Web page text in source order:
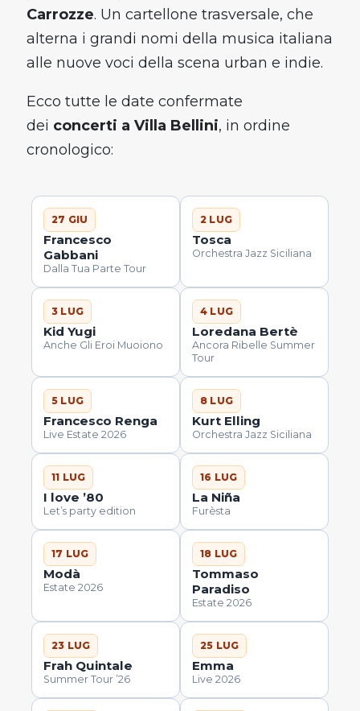
Carrozze. Un cartellone trasversale, che
alterna i grandi nomi della musica italiana
alle nuove voci della scena urban e indie.
Ecco tutte le date confermate
dei concerti a Villa Bellini, in ordine
cronologico:
27 GIU
Francesco
Gabbani
Dalla Tua Parte Tour
2 LUG
Tosca
Orchestra Jazz Siciliana
3 LUG
Kid Yugi
Anche Gli Eroi Muoiono
4 LUG
Loredana Bertè
Ancora Ribelle Summer
Tour
5 LUG
Francesco Renga
Live Estate 2026
8 LUG
Kurt Elling
Orchestra Jazz Siciliana
11 LUG
I love ’80
Let’s party edition
16 LUG
La Niña
Furèsta
17 LUG
Modà
Estate 2026
18 LUG
Tommaso
Paradiso
Estate 2026
23 LUG
Frah Quintale
Summer Tour ’26
25 LUG
Emma
Live 2026